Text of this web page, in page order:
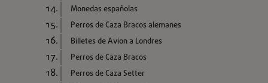
Monedas españolas
Perros de Caza Bracos alemanes
Billetes de Avion a Londres
Perros de Caza Bracos
Perros de Caza Setter